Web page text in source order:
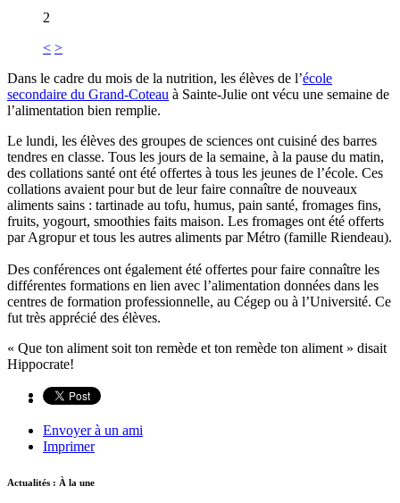
2
< >
Dans le cadre du mois de la nutrition, les élèves de l’école
secondaire du Grand-Coteau à Sainte-Julie ont vécu une semaine de
l’alimentation bien remplie.
Le lundi, les élèves des groupes de sciences ont cuisiné des barres
tendres en classe. Tous les jours de la semaine, à la pause du matin,
des collations santé ont été offertes à tous les jeunes de l’école. Ces
collations avaient pour but de leur faire connaître de nouveaux
aliments sains : tartinade au tofu, humus, pain santé, fromages fins,
fruits, yogourt, smoothies faits maison. Les fromages ont été offerts
par Agropur et tous les autres aliments par Métro (famille Riendeau).
Des conférences ont également été offertes pour faire connaître les
différentes formations en lien avec l’alimentation données dans les
centres de formation professionnelle, au Cégep ou à l’Université. Ce
fut très apprécié des élèves.
« Que ton aliment soit ton remède et ton remède ton aliment » disait
Hippocrate!
Envoyer à un ami
Imprimer
Actualités : À la une